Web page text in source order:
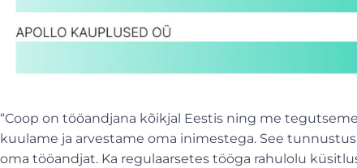
“Coop on tööandjana kõikjal Eestis ning me
kuulame ja arvestame oma inimestega. See
oma tööandjat. Ka regulaarsetes tööga rahulolu